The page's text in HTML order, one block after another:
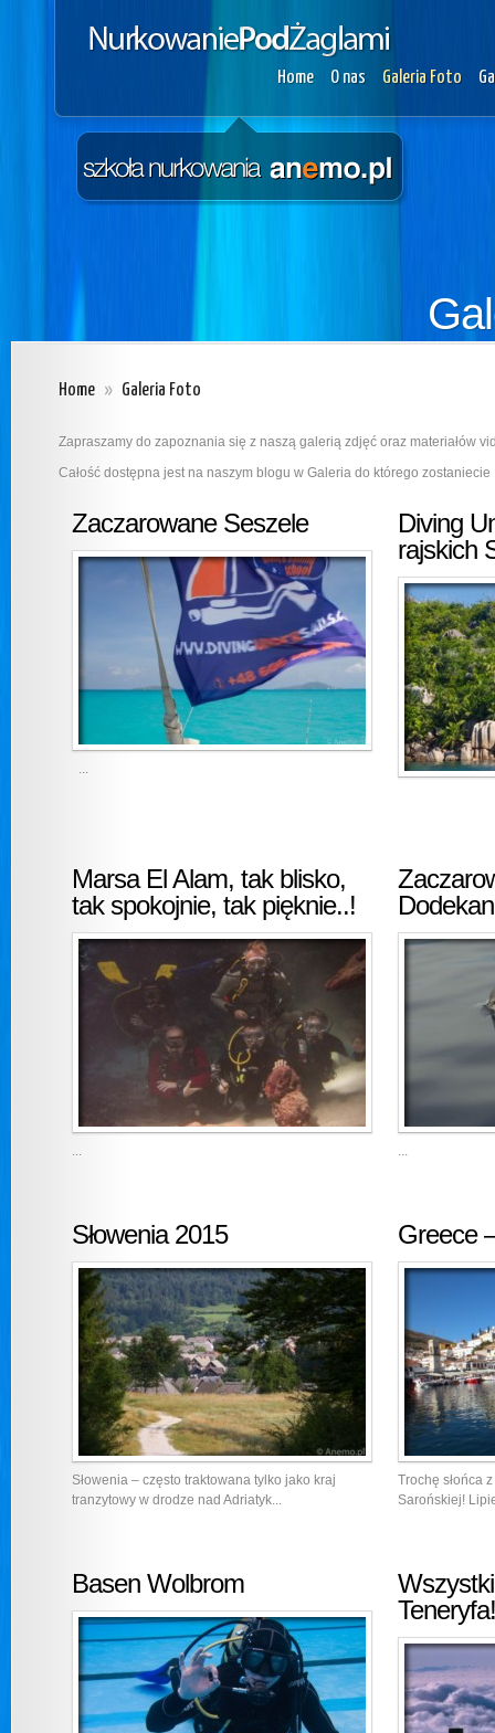
Home O nas Galeria Foto
Home » Galeria Foto
Zapraszamy do zapoznania się z naszą galerią zdjęć oraz materiałów
Całość dostępna jest na naszym blogu w Galeria do którego
Zaczarowane Seszele
‎ ...
Diving
rajskich
Marsa El Alam, tak blisko,
tak spokojnie, tak pięknie..!
... ...
Słowenia 2015
Słowenia – często traktowana tylko jako kraj
tranzytowy w drodze nad Adriatyk...
Greece
Trochę słońca
Sarońskiej!
Basen Wolbrom
Teneryfa!